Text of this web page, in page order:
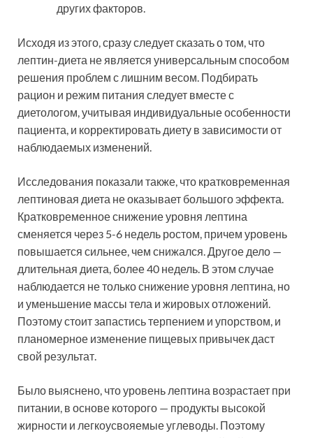
других факторов.
Исходя из этого, сразу следует сказать о том, что
лептин-диета не является универсальным способом
решения проблем с лишним весом. Подбирать
рацион и режим питания следует вместе с
диетологом, учитывая индивидуальные особенности
пациента, и корректировать диету в зависимости от
наблюдаемых изменений.
Исследования показали также, что кратковременная
лептиновая диета не оказывает большого эффекта.
Кратковременное снижение уровня лептина
сменяется через 5-6 недель ростом, причем уровень
повышается сильнее, чем снижался. Другое дело —
длительная диета, более 40 недель. В этом случае
наблюдается не только снижение уровня лептина, но
и уменьшение массы тела и жировых отложений.
Поэтому стоит запастись терпением и упорством, и
планомерное изменение пищевых привычек даст
свой результат.
Было выяснено, что уровень лептина возрастает при
питании, в основе которого — продукты высокой
жирности и легкоусвояемые углеводы. Поэтому